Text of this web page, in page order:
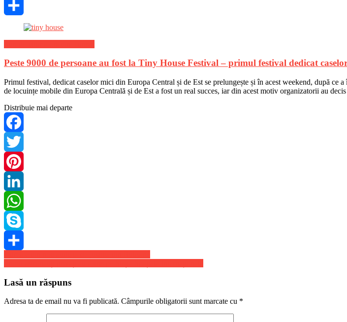
Skype
Peste 9000 de persoane au fost la Tiny House Festival – primul festival dedicat
Primul festival, dedicat caselor mici din Europa Central și de Est se prelungește și în acest weekend, după
de locuințe mobile din Europa Centrală și de Est a fost un real succes, iar din acest motiv organizatorii au
Distribuie mai departe
Facebook
Twitter
Pinterest
LinkedIn
WhatsApp
Skype
Share
Navigare
în
articole
Lasă un răspuns
Adresa ta de email nu va fi publicată. Câmpurile obligatorii sunt marcate cu *